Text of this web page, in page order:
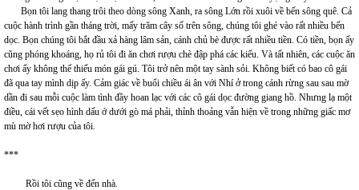
Bọn tôi lang thang trôi theo dòng sông Xanh, ra sông Lớn rồi xuôi về bến sông quê. Cả
cuộc hành trình gần tháng trời, mấy trăm cây số trên sông, chúng tôi ghé vào rất nhiều bến
dọc. Bọn chúng tôi bắt đầu xả hàng lâm sản, cánh chủ bè được rất nhiều tiền. Có tiền, bọn ấy
cũng phóng khoáng, họ rủ tôi đi ăn chơi rượu chè đập phá các kiểu. Và tất nhiên, các cuộc ăn
chơi ấy không thể thiếu món gái gú. Tôi trở nên một tay sành sỏi. Không biết có bao cô gái
đã qua tay mình dịp ấy. Cảm giác về buổi chiều ái ân với Nhí ở trong cánh rừng sau sau mờ
dần đi sau mỗi cuộc làm tình đầy hoan lạc với các cô gái dọc đường giang hồ. Nhưng lạ một
điều, cái vết sẹo hình dấu ớ dưới gò má phải, thỉnh thoảng vẫn hiện về trong những giấc mơ
mù mờ hơi rượu của tôi.
***
Rồi tôi cũng về đến nhà.